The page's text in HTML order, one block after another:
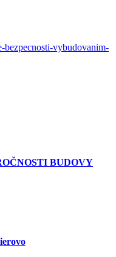
bezpecnosti-vybudovanim-
BUDOVY